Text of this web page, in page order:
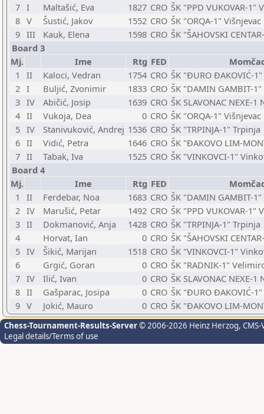
7 I Maltašić, Eva 1827 CRO ŠK "PPD VUKOVAR-1"
8 V Šustić, Jakov 1552 CRO ŠK "ORQA-1" Višnjevac
9 III Kauk, Elena 1598 CRO ŠK "ŠAHOVSKI
Board 3
Mj.
Ime Rtg FED
1
II Kaloci, Vedran 1754 CRO ŠK "ĐURO ĐAKOVIĆ-
2 I Buljić, Zvonimir 1833 CRO ŠK "DAMIN GAMBIT-
3 IV Abičić, Josip 1639 CRO ŠK SLAVONAC NEXE-1
4 II Vukoja, Dea 0 CRO ŠK "ORQA-1" Višnjevac
5 IV Stanivuković, Andrej 1536 CRO ŠK "TRPINJA-1" Trpinja
6 II Vidić, Petra 1646 CRO ŠK "ĐAKOVO LIM-
7 II Tabak, Iva 1525 CRO ŠK "VINKOVCI-1"
Board 4
Mj.
Ime Rtg FED
1
II Ferdebar, Noa 1683 CRO ŠK "DAMIN GAMBIT-
2 IV Marušić, Petar 1492 CRO ŠK "PPD VUKOVAR-1"
3 II Dokmanović, Anja 1428 CRO ŠK "TRPINJA-1" Trpinja
4
Horvat, Ian 0 CRO ŠK "ŠAHOVSKI
5 IV Šikić, Marijan 1518 CRO ŠK "VINKOVCI-1"
6
Grgić, Goran 0 CRO ŠK "RADNIK-1"
7 IV Ilić, Ivan 0 CRO ŠK SLAVONAC NEXE-1
8 II Gašparac, Josipa 0 CRO ŠK "ĐURO ĐAKOVIĆ-
9 V Jokić, Mauro 0 CRO ŠK "ĐAKOVO LIM-
Chess-Tournament-Results-Server© 2006-2026 Heinz Herzog,
Legal details/Terms of use